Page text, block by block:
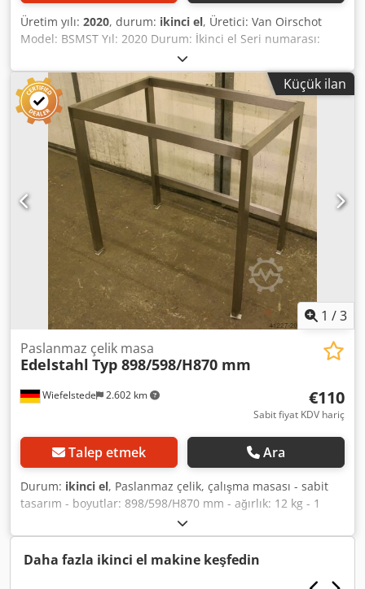
Üretim yılı: 2020, durum: ikinci el, Üretici: Van Oirschot
Model: BSMST Yıl: 2020 Durum: İkinci el Seri numarası:
201002-K3 Stok numarası: 3414J Maksimum eğme
yüksekliği: 970 mm Csdpfx Ajznh Ngjnuorf Eğme açısı: 0 -
100° Maksimum yük: 900 kg Kasa ölçüleri: 1000 x 1200 x
800 mm Boşaltma yüksekliği: 970 mm Güç kaynağı: 12V yarı
çekişli akü Ölçüler: 1450 x 1150 x 1150 mm Ağırlık: 300 kg
Küçük ilan
1 /3
Wiefelstede 2.602 km
Paslanmaz çelik masa
Edelstahl Typ 898/598/H870 mm
€110
Sabit fiyat KDV hariç
Talep etmek Ara
Durum: ikinci el, Paslanmaz çelik, çalışma masası - sabit
tasarım - boyutlar: 898/598/H870 mm - ağırlık: 12 kg - 1
adet mevcuttur Crodpfx Aeb Uhnlenusf
Daha fazla ikinci el makine keşfedin